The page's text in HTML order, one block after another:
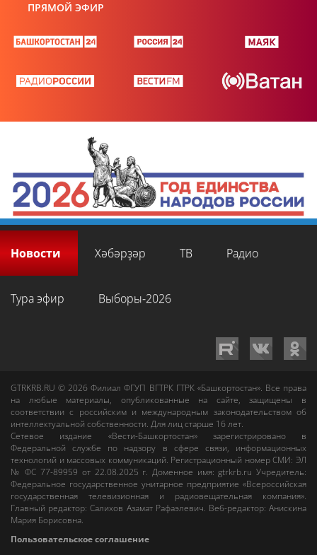
ПРЯМОЙ ЭФИР
Новости Хәбәрҙәр ТВ Радио
Тура эфир Выборы-2026
GTRKRB.RU © 2026Филиал ФГУП ВГТРК ГТРК «Башкортостан». Все права
на любые материалы, опубликованные на сайте, защищены в
соответствии с российским и международным законодательством об
интеллектуальной собственности. Для лиц старше 16 лет.
Сетевое издание «Вести-Башкортостан»зарегистрировано в
Федеральной службе по надзору в сфере связи, информационных
технологий и массовых коммуникаций. Регистрационный номер СМИ: ЭЛ
№ ФС 77-89959 от 22.08.2025 г. Доменное имя:gtrkrb.ru Учредитель:
Федеральное государственное унитарное предприятие «Всероссийская
государственная телевизионная и радиовещательная компания».
Главный редактор:Салихов Азамат Рафаэлевич. Веб-редактор:Анискина
Мария Борисовна.
Пользовательское соглашение